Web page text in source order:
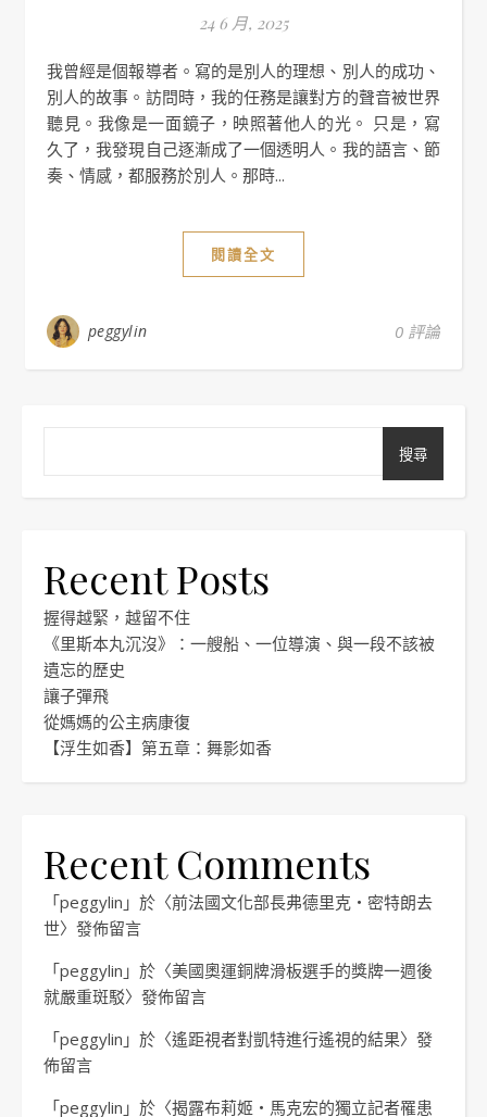
24 6 月, 2025
我曾經是個報導者。寫的是別人的理想、別人的成功、
別人的故事。訪問時，我的任務是讓對方的聲音被世界
聽見。我像是一面鏡子，映照著他人的光。 只是，寫
久了，我發現自己逐漸成了一個透明人。我的語言、節
奏、情感，都服務於別人。那時...
閱讀全文
peggylin 0 評論
搜尋
Recent Posts
握得越緊，越留不住
《里斯本丸沉沒》：一艘船、一位導演、與一段不該被
遺忘的歷史
讓子彈飛
從媽媽的公主病康復
【浮生如香】第五章：舞影如香
Recent Comments
「peggylin 」於〈前法國文化部長弗德里克・密特朗去
世〉發佈留言
「peggylin 」於〈美國奧運銅牌滑板選手的獎牌一週後
就嚴重斑駁〉發佈留言
「peggylin 」於〈遙距視者對凱特進行遙視的結果〉發
佈留言
「peggylin 」於〈揭露布莉姬・馬克宏的獨立記者罹患